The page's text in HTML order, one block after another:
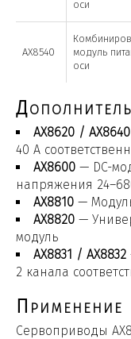
оси
AX8540
модуль
оси
AX8620 / AX8640
40 А
AX8600 — DC-
напряжения
AX8810 —
AX8820 —
модуль
AX8831 / AX8832
2 канала
Применение
Сервоприводы